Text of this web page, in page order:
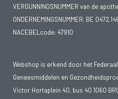
VERGUNNINGSNUMMER van de
ONDERNEMINGSNUMMER: BE
NACEBELcode: 47910
Webshop is erkend door het
Geneesmiddelen en
Victor Hortaplein 40, bus 40 1060